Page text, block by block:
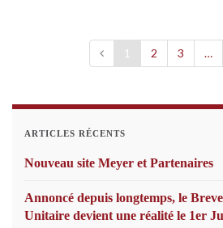
1 2 3 …
ARTICLES RÉCENTS
Nouveau site Meyer et Partenaires
Annoncé depuis longtemps, le
Unitaire devient une réalité le 1er